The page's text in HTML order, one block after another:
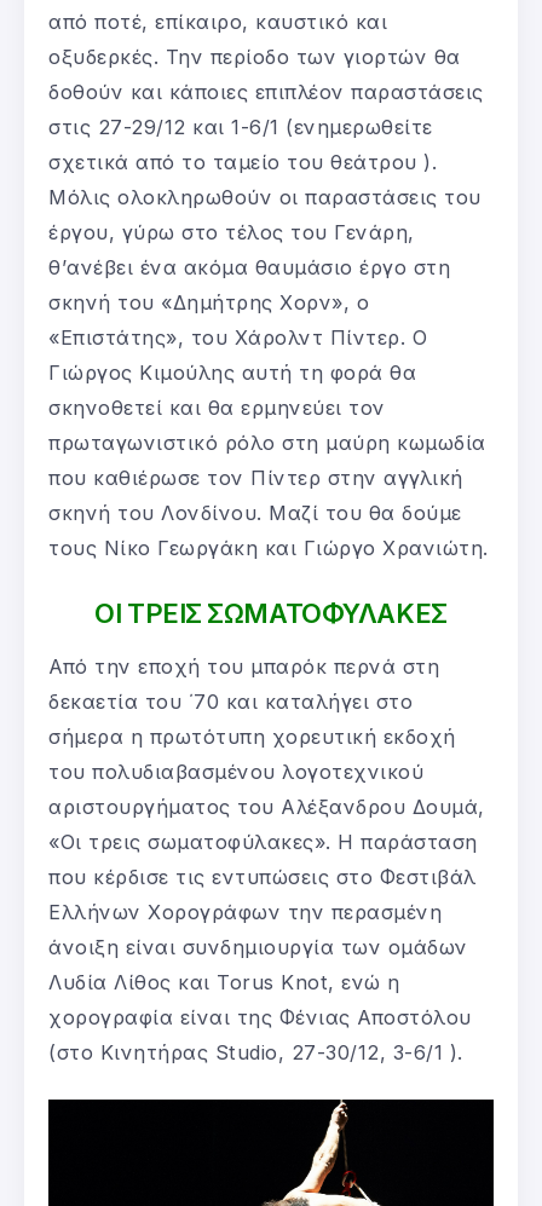
από ποτέ, επίκαιρο, καυστικό και
οξυδερκές. Την περίοδο των γιορτών θα
δοθούν και κάποιες επιπλέον παραστάσεις
στις 27-29/12 και 1-6/1 (ενημερωθείτε
σχετικά από το ταμείο του θεάτρου ).
Μόλις ολοκληρωθούν οι παραστάσεις του
έργου, γύρω στο τέλος του Γενάρη,
θ’ανέβει ένα ακόμα θαυμάσιο έργο στη
σκηνή του «Δημήτρης Χορν», ο
«Επιστάτης», του Χάρολντ Πίντερ. Ο
Γιώργος Κιμούλης αυτή τη φορά θα
σκηνοθετεί και θα ερμηνεύει τον
πρωταγωνιστικό ρόλο στη μαύρη κωμωδία
που καθιέρωσε τον Πίντερ στην αγγλική
σκηνή του Λονδίνου. Μαζί του θα δούμε
τους Νίκο Γεωργάκη και Γιώργο Χρανιώτη.
ΟΙ ΤΡΕΙΣ ΣΩΜΑΤΟΦΥΛΑΚΕΣ
Από την εποχή του μπαρόκ περνά στη
δεκαετία του ΄70 και καταλήγει στο
σήμερα η πρωτότυπη χορευτική εκδοχή
του πολυδιαβασμένου λογοτεχνικού
αριστουργήματος του Αλέξανδρου Δουμά,
«Οι τρεις σωματοφύλακες». Η παράσταση
που κέρδισε τις εντυπώσεις στο Φεστιβάλ
Ελλήνων Χορογράφων την περασμένη
άνοιξη είναι συνδημιουργία των ομάδων
Λυδία Λίθος και Torus Knot, ενώ η
χορογραφία είναι της Φένιας Αποστόλου
(στο Κινητήρας Studio, 27-30/12, 3-6/1 ).